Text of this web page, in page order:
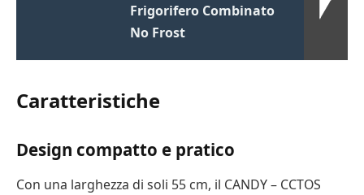
Frigorifero Combinato
No Frost
Caratteristiche
Design compatto e pratico
Con una larghezza di soli 55 cm, il CANDY – CCTOS